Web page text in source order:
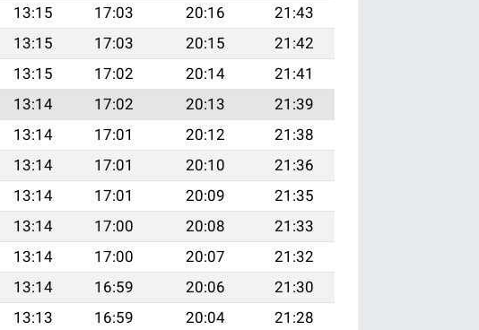
13:15 17:03 20:16
21:43
13:15 17:03 20:15
21:42
13:15 17:02 20:14
21:41
13:14 17:02 20:13
21:39
13:14 17:01 20:12
21:38
13:14 17:01 20:10
21:36
13:14 17:01 20:09
21:35
13:14 17:00 20:08
21:33
13:14 17:00 20:07
21:32
13:14 16:59 20:06
21:30
13:13 16:59 20:04
21:28